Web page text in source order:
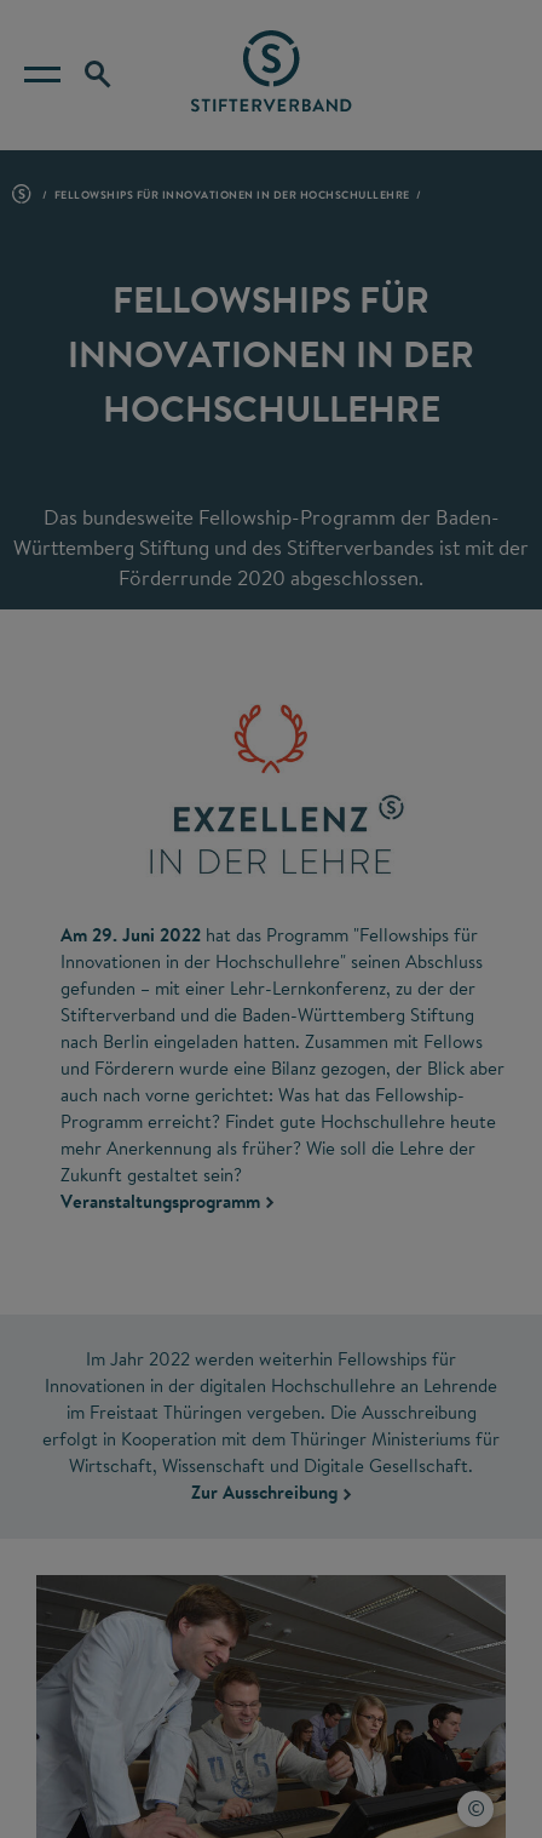
FELLOWSHIPS FÜR INNOVATIONEN IN DER HOCHSCHULLEHRE
FELLOWSHIPS FÜR
INNOVATIONEN IN DER
HOCHSCHULLEHRE
Das bundesweite Fellowship-Programm der Baden-
Württemberg Stiftung und des Stifterverbandes ist mit der
Förderrunde 2020 abgeschlossen.
Am 29. Juni 2022 hat das Programm "Fellowships für
Innovationen in der Hochschullehre" seinen Abschluss
gefunden – mit einer Lehr-Lernkonferenz, zu der der
Stifterverband und die Baden-Württemberg Stiftung
nach Berlin eingeladen hatten. Zusammen mit Fellows
und Förderern wurde eine Bilanz gezogen, der Blick aber
auch nach vorne gerichtet: Was hat das Fellowship-
Programm erreicht? Findet gute Hochschullehre heute
mehr Anerkennung als früher? Wie soll die Lehre der
Zukunft gestaltet sein?
Veranstaltungsprogramm
Im Jahr 2022 werden weiterhin Fellowships für
Innovationen in der digitalen Hochschullehre an Lehrende
im Freistaat Thüringen vergeben. Die Ausschreibung
erfolgt in Kooperation mit dem Thüringer Ministeriums für
Wirtschaft, Wissenschaft und Digitale Gesellschaft.
Zur Ausschreibung